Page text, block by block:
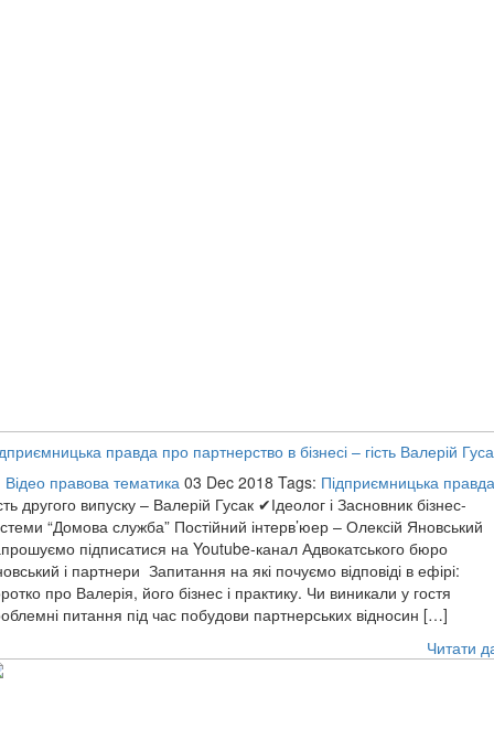
правда про партнерство в бізнесі – гість Валерій
Відео правова тематика 03 Dec 2018 Tags: Підприємницька правда
другого випуску – Валерій Гусак ✔Ідеолог і Засновник бізнес-
“Домова служба” Постійний інтерв’юер – Олексій Яновський
підписатися на Youtube-канал Адвокатського бюро
і партнери Запитання на які почуємо відповіді в ефірі:
про Валерія, його бізнес і практику. Чи виникали у гостя
питання під час побудови партнерських відносин […]
Читати